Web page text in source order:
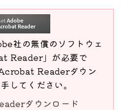
社の無償のソフトウェ
Reader」が必要で
Readerダウン
してください。
ダウンロード